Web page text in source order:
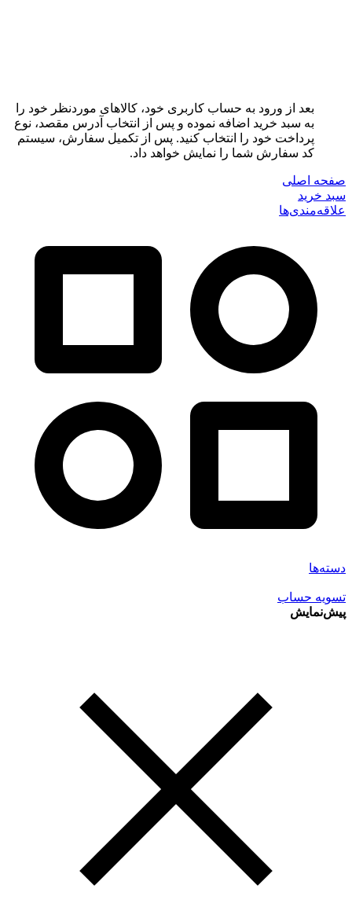
بعد از ورود به حساب کاربری خود، کالاهای موردنظر خود را
به سبد خرید اضافه نموده و پس از انتخاب آدرس مقصد، نوع
پرداخت خود را انتخاب کنید. پس از تکمیل سفارش، سیستم
کد سفارش شما را نمایش خواهد داد.
صفحه اصلی
سبد خرید
علاقه‌مندی‌ها
دسته‌ها
تسویه حساب
پیش‌نمایش